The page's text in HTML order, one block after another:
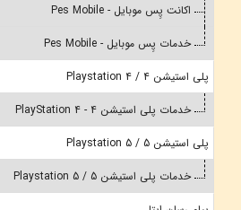
اکانت پِس موبایل - Pes Mobile
خدمات پِس موبایل - Pes Mobile
پلی استیشن 4 / Playstation 4
خدمات پلی استیشن 4 - PlayStation 4
پلی استیشن 5 / Playstation 5
خدمات پلی استیشن 5 / Playstation 5